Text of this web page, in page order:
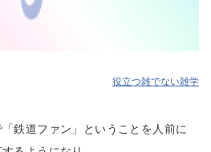
役立つ雑でない雑学
鉄道ファン」ということを人前に